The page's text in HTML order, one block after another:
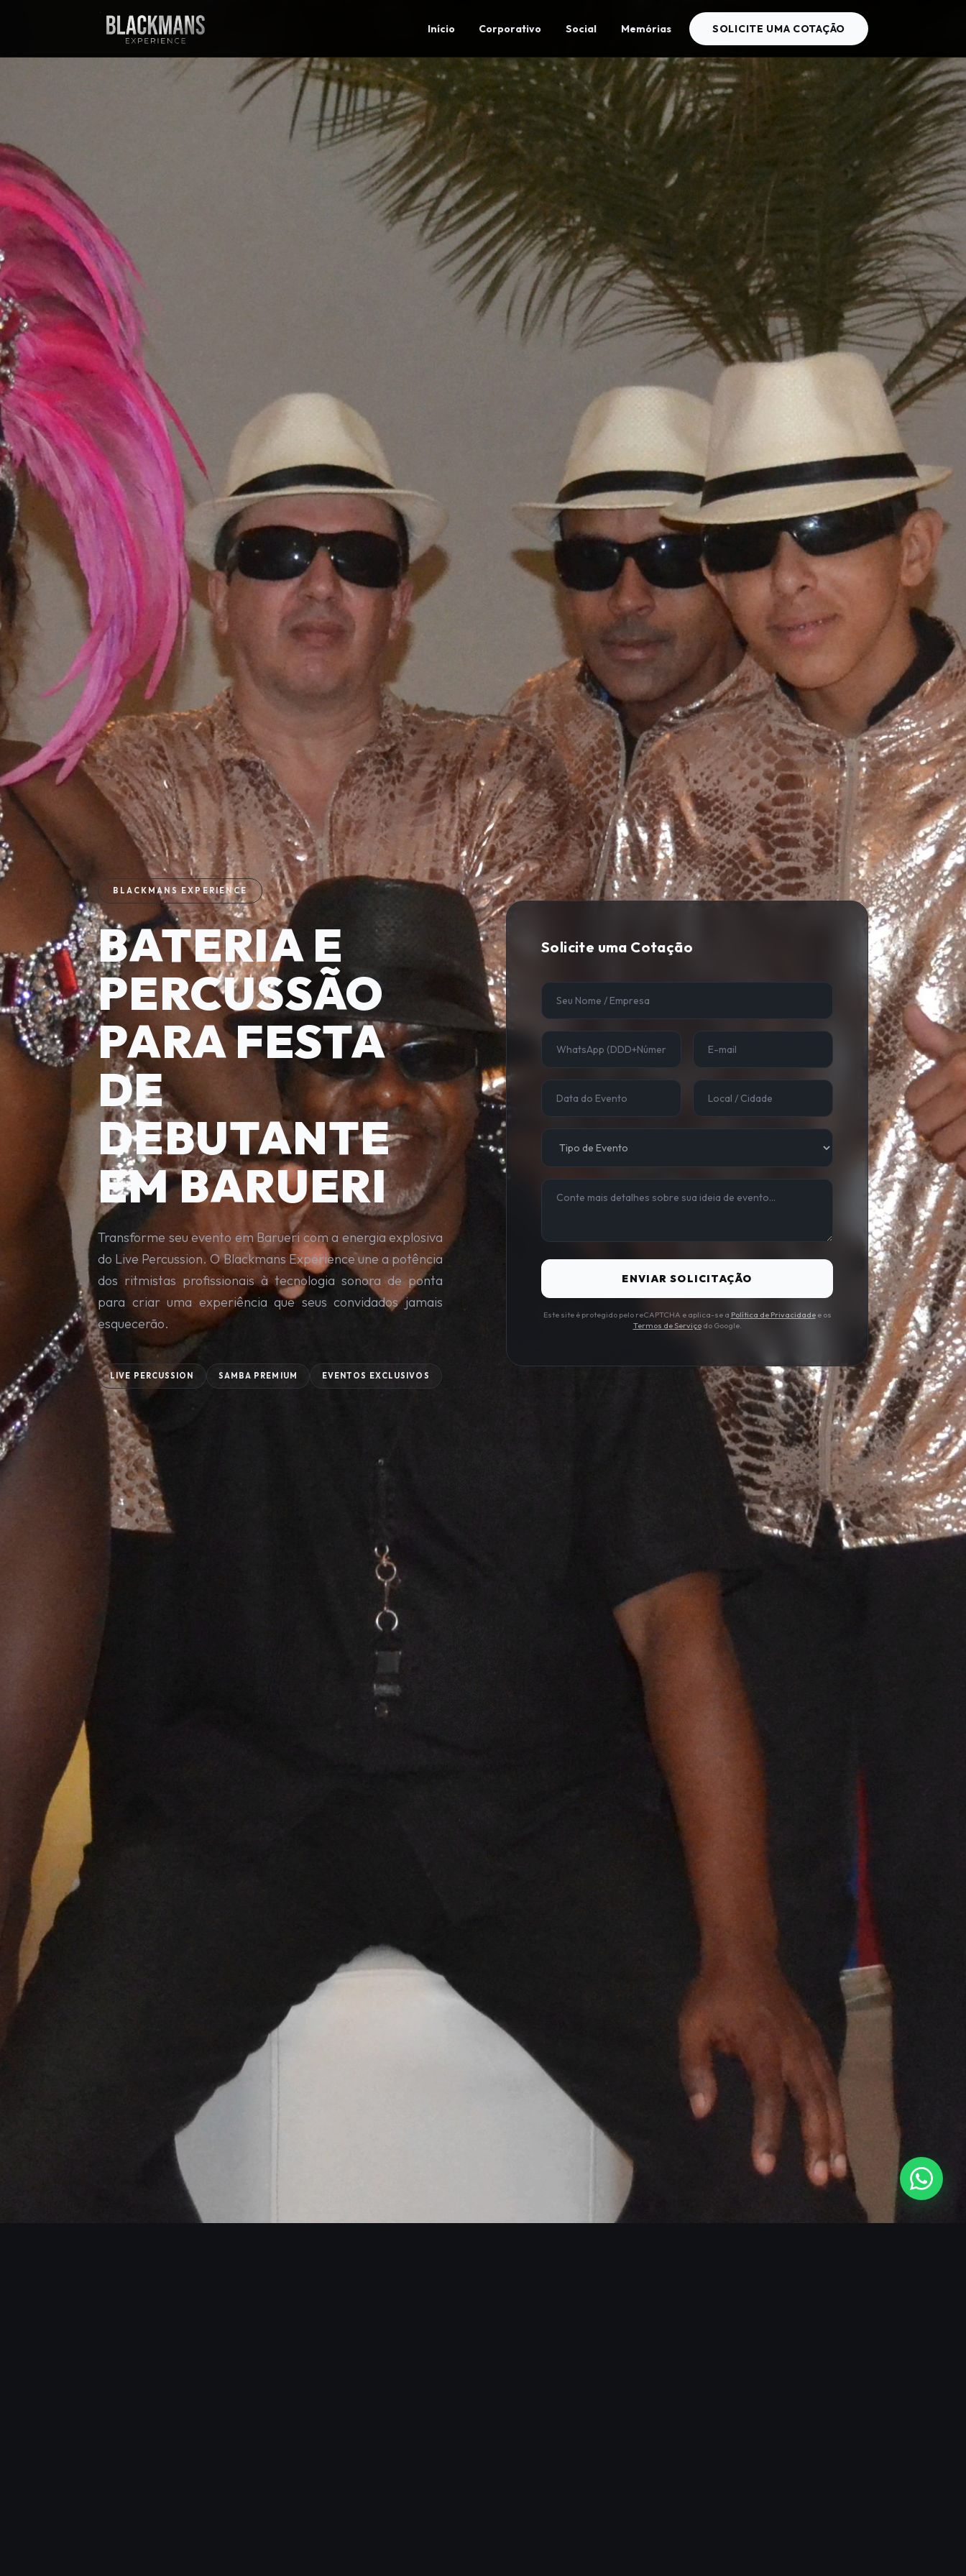
Início Corporativo Social Memórias SOLICITE UMA COTAÇÃO
BLACKMANS EXPERIENCE
BATERIA E
PERCUSSÃO
PARA FESTA
DE
DEBUTANTE
EM BARUERI
Transforme seu evento em Barueri com a energia explosiva
do Live Percussion. O Blackmans Experience une a potência
dos ritmistas profissionais à tecnologia sonora de ponta
para criar uma experiência que seus convidados jamais
esquecerão.
LIVE PERCUSSION SAMBA PREMIUM EVENTOS EXCLUSIVOS
Solicite uma Cotação
ENVIAR SOLICITAÇÃO
Este site é protegido pelo reCAPTCHA e aplica-se a Política de Privacidadee os
Termos de Serviçodo Google.